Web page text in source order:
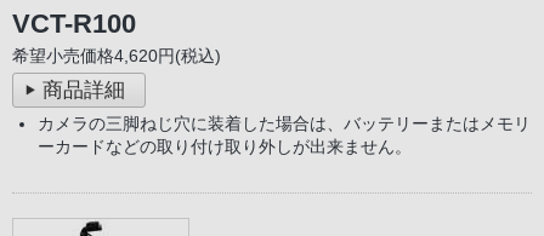
VCT-R100
希望小売価格4,620円(税込)
商品詳細
カメラの三脚ねじ穴に装着した場合は、バッテリーまたはメモリ
ーカードなどの取り付け取り外しが出来ません。